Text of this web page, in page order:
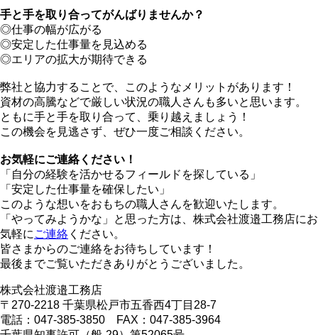
手と手を取り合ってがんばりませんか？
◎仕事の幅が広がる
◎安定した仕事量を見込める
◎エリアの拡大が期待できる
弊社と協力することで、このようなメリットがあります！
資材の高騰などで厳しい状況の職人さんも多いと思います。
ともに手と手を取り合って、乗り越えましょう！
この機会を見逃さず、ぜひ一度ご相談ください。
お気軽にご連絡ください！
「自分の経験を活かせるフィールドを探している」
「安定した仕事量を確保したい」
このような想いをおもちの職人さんを歓迎いたします。
「やってみようかな」と思った方は、株式会社渡邉工務店にお
気軽に ご連絡 ください。
皆さまからのご連絡をお待ちしています！
最後までご覧いただきありがとうございました。
株式会社渡邉工務店
〒270-2218 千葉県松戸市五香西4丁目28-7
電話：047-385-3850 FAX：047-385-3964